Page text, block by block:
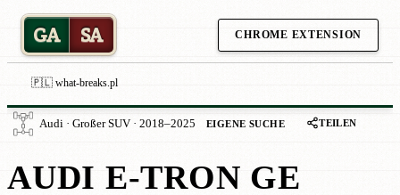
GA SA CHROME EXTENSION
🇵🇱 what-breaks.pl
Audi · Großer SUV · 2018–2025 EIGENE SUCHE TEILEN
AUDI E-TRON GE